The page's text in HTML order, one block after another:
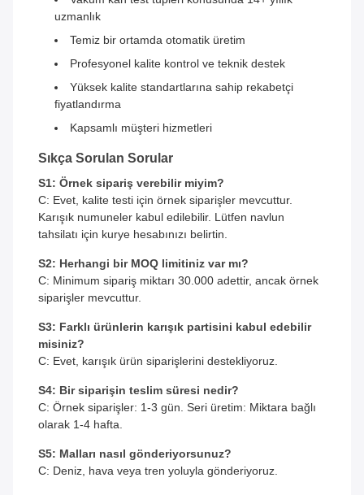
uzmanlık
Temiz bir ortamda otomatik üretim
Profesyonel kalite kontrol ve teknik destek
Yüksek kalite standartlarına sahip rekabetçi
fiyatlandırma
Kapsamlı müşteri hizmetleri
Sıkça Sorulan Sorular
S1: Örnek sipariş verebilir miyim?
C: Evet, kalite testi için örnek siparişler mevcuttur.
Karışık numuneler kabul edilebilir. Lütfen navlun
tahsilatı için kurye hesabınızı belirtin.
S2: Herhangi bir MOQ limitiniz var mı?
C: Minimum sipariş miktarı 30.000 adettir, ancak örnek
siparişler mevcuttur.
S3: Farklı ürünlerin karışık partisini kabul edebilir
misiniz?
C: Evet, karışık ürün siparişlerini destekliyoruz.
S4: Bir siparişin teslim süresi nedir?
C: Örnek siparişler: 1-3 gün. Seri üretim: Miktara bağlı
olarak 1-4 hafta.
S5: Malları nasıl gönderiyorsunuz?
C: Deniz, hava veya tren yoluyla gönderiyoruz.